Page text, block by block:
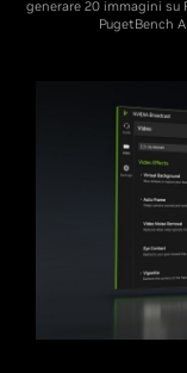
generare 20 immagini su
PugetBench